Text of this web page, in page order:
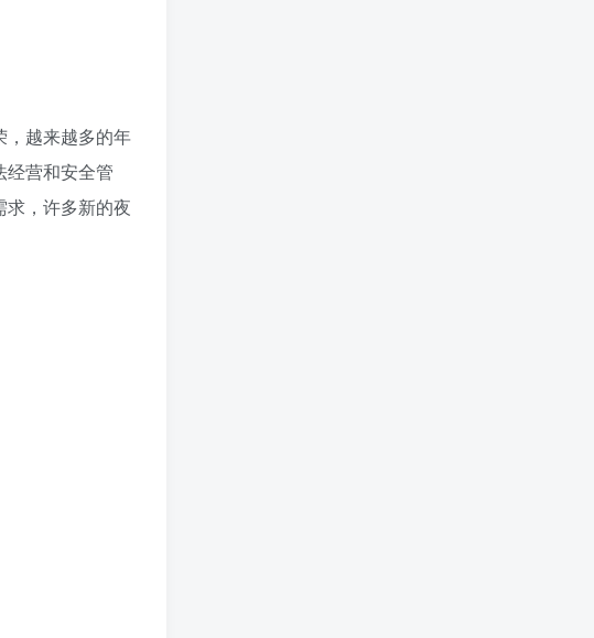
，越来越多的年
经营和安全管
，许多新的夜